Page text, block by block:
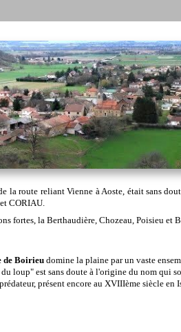
la route reliant Vienne à Aoste, était sans
CORIAU.
fortes, la Berthaudière, Chozeau, Poisieu et
de Boirieudomine la plaine par un vaste
loup" est sans doute à l'origine du nom qui
présent encore au XVIIIème siècle en